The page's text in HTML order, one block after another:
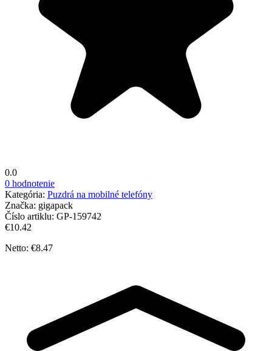
0.0
0 hodnotenie
Kategória: Puzdrá na mobilné telefóny
Značka: gigapack
Číslo artiklu: GP-159742
€10.42
Netto: €8.47